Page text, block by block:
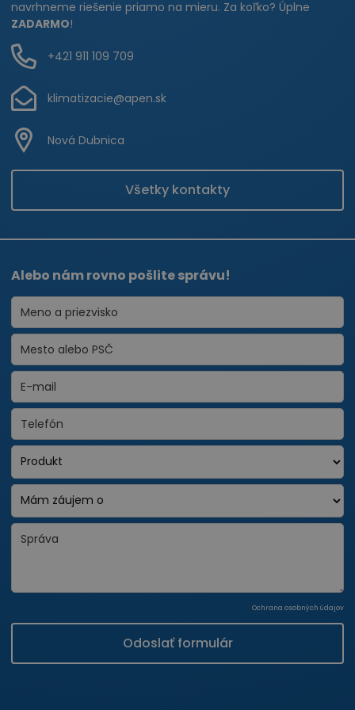
navrhneme riešenie priamo na mieru. Za koľko? Úplne
ZADARMO!
+421 911 109 709
klimatizacie@apen.sk
Nová Dubnica
Všetky kontakty
Alebo nám rovno pošlite správu!
Ochrana osobných údajov
Odoslať formulár